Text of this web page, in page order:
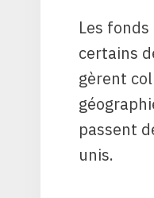
Les
certains
gèrent
passent
unis.